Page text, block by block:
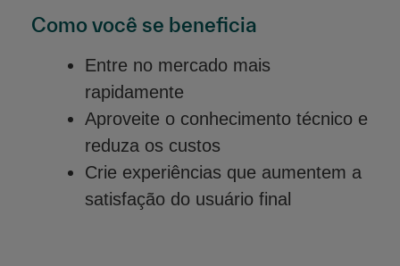
Como você se beneficia
Entre no mercado mais
rapidamente
Aproveite o conhecimento técnico e
reduza os custos
Crie experiências que aumentem a
satisfação do usuário final